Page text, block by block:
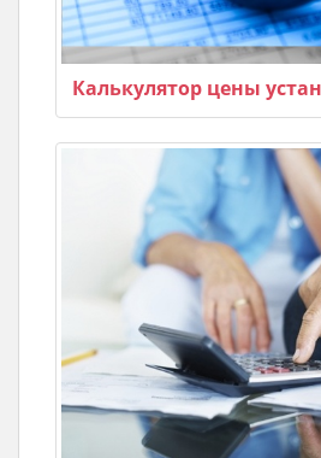
Калькулятор цены